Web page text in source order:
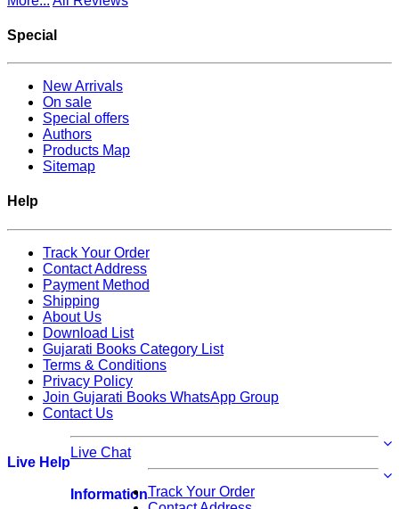
Special
New Arrivals
On sale
Special offers
Authors
Products Map
Sitemap
Help
Track Your Order
Contact Address
Payment Method
Shipping
About Us
Download List
Gujarati Books Category List
Terms & Conditions
Privacy Policy
Join Gujarati Books WhatsApp Group
Contact Us
Live Help
Live Chat
InformationTrack Your Order